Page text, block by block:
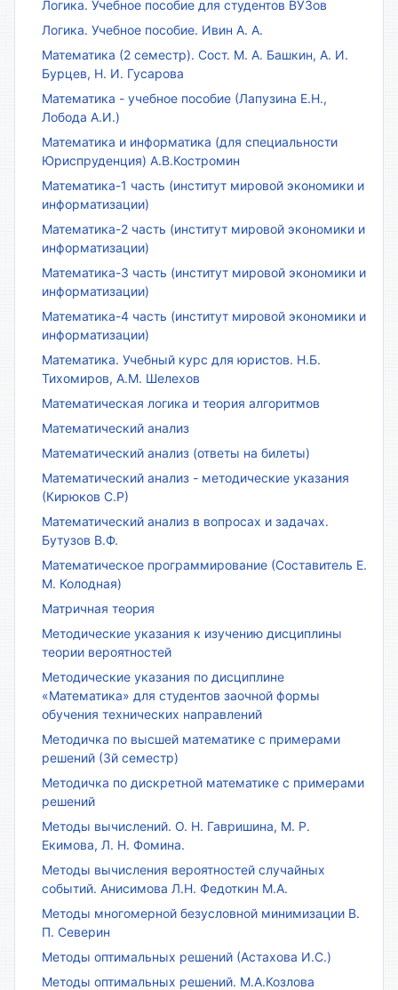
Логика. Учебное пособие для студентов ВУЗов
Логика. Учебное пособие. Ивин А. А.
Математика (2 семестр). Сост. М. А. Башкин, А. И.
Бурцев, Н. И. Гусарова
Математика - учебное пособие (Лапузина Е.Н.,
Лобода А.И.)
Математика и информатика (для специальности
Юриспруденция) А.В.Костромин
Математика-1 часть (институт мировой экономики и
информатизации)
Математика-2 часть (институт мировой экономики и
информатизации)
Математика-3 часть (институт мировой экономики и
информатизации)
Математика-4 часть (институт мировой экономики и
информатизации)
Математика. Учебный курс для юристов. Н.Б.
Тихомиров, А.М. Шелехов
Математическая логика и теория алгоритмов
Математический анализ
Математический анализ (ответы на билеты)
Математический анализ - методические указания
(Кирюков С.Р)
Математический анализ в вопросах и задачах.
Бутузов В.Ф.
Математическое программирование (Составитель Е.
М. Колодная)
Матричная теория
Методические указания к изучению дисциплины
теории вероятностей
Методические указания по дисциплине
«Математика» для студентов заочной формы
обучения технических направлений
Методичка по высшей математике с примерами
решений (3й семестр)
Методичка по дискретной математике с примерами
решений
Методы вычислений. О. Н. Гавришина, М. Р.
Екимова, Л. Н. Фомина.
Методы вычисления вероятностей случайных
событий. Анисимова Л.Н. Федоткин М.А.
Методы многомерной безусловной минимизации В.
П. Северин
Методы оптимальных решений (Астахова И.С.)
Методы оптимальных решений. М.А.Козлова